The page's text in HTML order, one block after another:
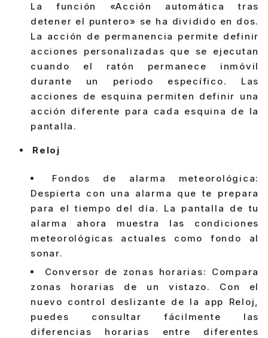
La función «Acción automática tras
detener el puntero» se ha dividido en dos.
La acción de permanencia permite definir
acciones personalizadas que se ejecutan
cuando el ratón permanece inmóvil
durante un periodo específico. Las
acciones de esquina permiten definir una
acción diferente para cada esquina de la
pantalla.
Reloj
Fondos de alarma meteorológica:
Despierta con una alarma que te prepara
para el tiempo del día. La pantalla de tu
alarma ahora muestra las condiciones
meteorológicas actuales como fondo al
sonar.
Conversor de zonas horarias: Compara
zonas horarias de un vistazo. Con el
nuevo control deslizante de la app Reloj,
puedes consultar fácilmente las
diferencias horarias entre diferentes